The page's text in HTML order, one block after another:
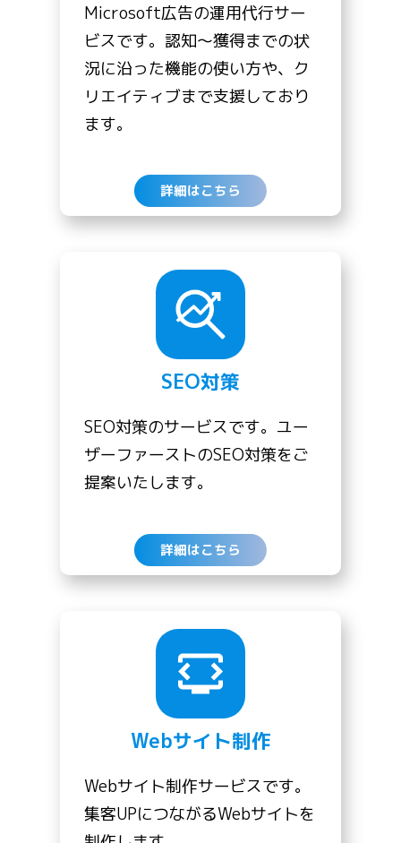
Microsoft広告の運用代行サー
ビスです。認知〜獲得までの状
況に沿った機能の使い方や、ク
リエイティブまで支援しており
ます。
詳細はこちら
SEO対策
SEO対策のサービスです。ユー
ザーファーストのSEO対策をご
提案いたします。
詳細はこちら
Webサイト制作
Webサイト制作サービスです。
集客UPにつながるWebサイトを